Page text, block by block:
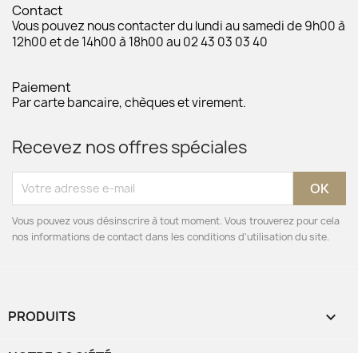
Contact
Vous pouvez nous contacter du lundi au samedi de 9h00 à
12h00 et de 14h00 à 18h00 au 02 43 03 03 40
Paiement
Par carte bancaire, chèques et virement.
Recevez nos offres spéciales
Vous pouvez vous désinscrire à tout moment. Vous trouverez pour cela
nos informations de contact dans les conditions d'utilisation du site.
PRODUITS 